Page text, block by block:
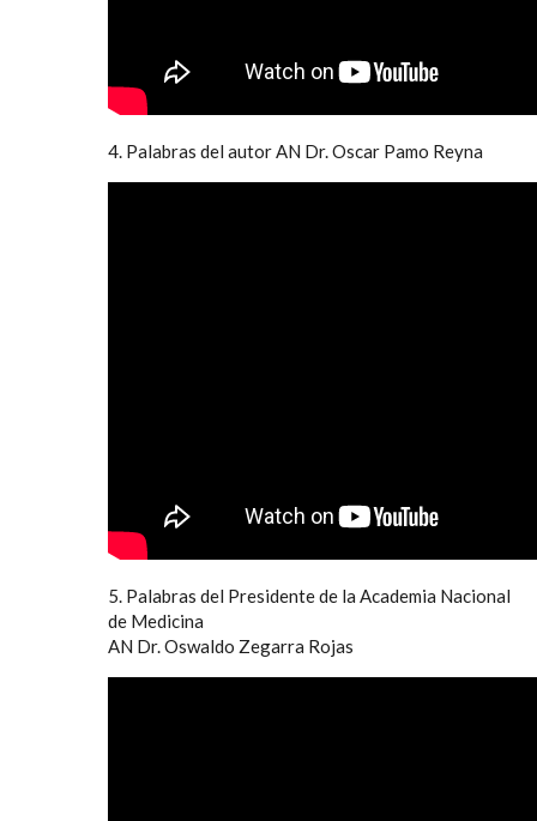
4. Palabras del autor AN Dr. Oscar Pamo Reyna
5. Palabras del Presidente de la Academia Nacional
de Medicina
AN Dr. Oswaldo Zegarra Rojas